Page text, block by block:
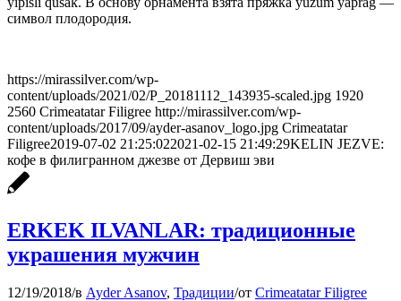
символ плодородия.
https://mirassilver.com/wp-
content/uploads/2021/02/P_20181112_143935-scaled.jpg 1920
2560 Crimeatatar Filigree http://mirassilver.com/wp-
content/uploads/2017/09/ayder-asanov_logo.jpg Crimeatatar
Filigree2019-07-02 21:25:022021-02-15 21:49:29KELIN JEZVE:
кофе в филигранном джезве от Дервиш эви
ERKEK ILVANLAR: традиционные
украшения мужчин
12/19/2018/в Ayder Asanov, Традиции/от Crimeatatar Filigree